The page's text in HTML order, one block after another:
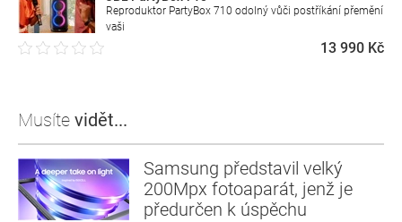
Reproduktor PartyBox 710 odolný vůči postříkání přemění
vaši
13 990 Kč
Musíte vidět...
Samsung představil velký
200Mpx fotoaparát, jenž je
předurčen k úspěchu